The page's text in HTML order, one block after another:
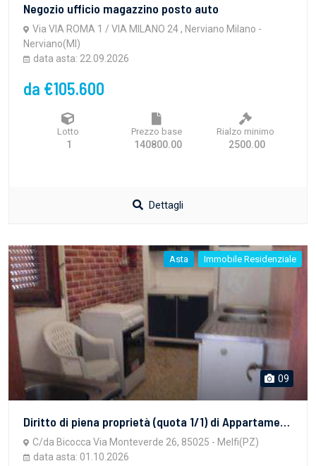
Negozio ufficio magazzino posto auto
Via VIA ROMA 1 / VIA MILANO 24 , Nerviano Milano -
Nerviano(MI)
data asta: 22.09.2026
da €105.600
Lotto
1
Prezzo base
140800.00
Rialzo minimo
2500.00
Dettagli
Asta Immobile Residenziale
09
Diritto di piena proprietà (quota 1/1) di Appartamento in Melfi (PZ) alla Via Monteverde nr. 26 riportato al NCEU del Comune di Melfi al Foglio 60 Part.lla 719 sub 17, Piano T, Cat. A/2, classe 2, 3,5 vani, R.C. 155,00
C/da Bicocca Via Monteverde 26, 85025 - Melfi(PZ)
data asta: 01.10.2026